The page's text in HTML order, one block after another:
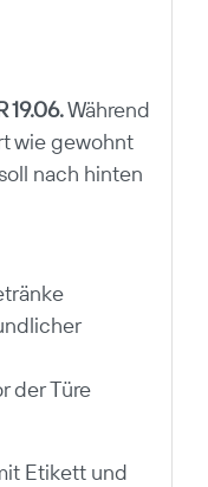
19.06.Während
wie gewohnt
nach hinten
der Türe
Etikett und